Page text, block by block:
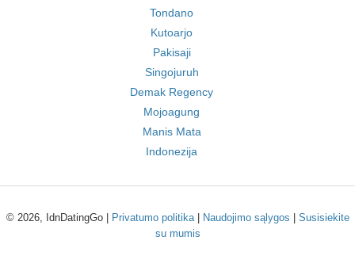
Tondano
Kutoarjo
Pakisaji
Singojuruh
Demak Regency
Mojoagung
Manis Mata
Indonezija
© 2026, IdnDatingGo | Privatumo politika| Naudojimo sąlygos
Susisiekite
su mumis